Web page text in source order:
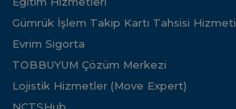
Gümrük İşlem Takip Kartı Tahsisi Hizmeti
Evrim Sigorta
TOBBUYUM Çözüm Merkezi
Lojistik Hizmetler (Move Expert)